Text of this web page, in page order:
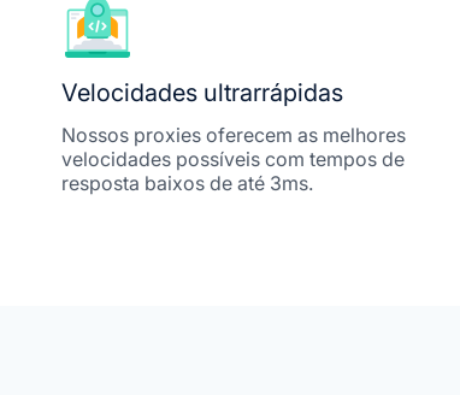
Velocidades ultrarrápidas
Nossos proxies oferecem as melhores
velocidades possíveis com tempos de
resposta baixos de até 3ms.